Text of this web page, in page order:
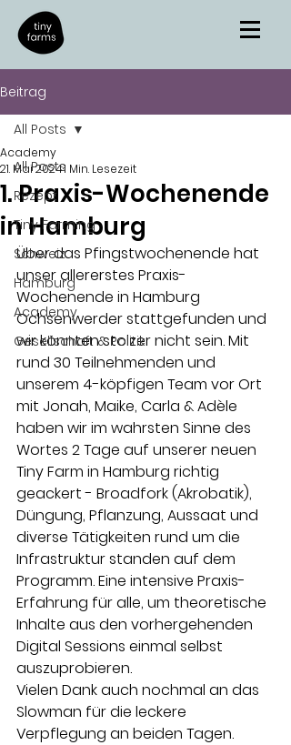
Beitrag
All Posts
Rezept
Tiny Farming
Schweiz
Hamburg
Academy
Gesellschaft & Politik
All Posts
1. Praxis-Wochenende
in Hamburg
Academy
21. Mai 20241 Min. Lesezeit
Über das Pfingstwochenende hat
unser allererstes Praxis-
Wochenende in Hamburg
Ochsenwerder stattgefunden und
wir könnten stolzer nicht sein. Mit
rund 30 Teilnehmenden und
unserem 4-köpfigen Team vor Ort
mit Jonah, Maike, Carla & Adèle
haben wir im wahrsten Sinne des
Wortes 2 Tage auf unserer neuen
Tiny Farm in Hamburg richtig
geackert - Broadfork (Akrobatik),
Düngung, Pflanzung, Aussaat und
diverse Tätigkeiten rund um die
Infrastruktur standen auf dem
Programm. Eine intensive Praxis-
Erfahrung für alle, um theoretische
Inhalte aus den vorhergehenden
Digital Sessions einmal selbst
auszuprobieren.
Vielen Dank auch nochmal an das
Slowman für die leckere
Verpflegung an beiden Tagen.